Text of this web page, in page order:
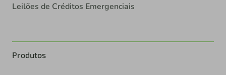
Leilões de Créditos Emergenciais
Produtos